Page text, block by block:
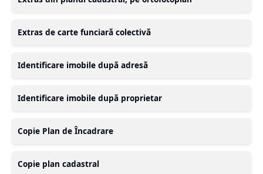
Extras de carte funciară colectivă
Identificare imobile după adresă
Identificare imobile după proprietar
Copie Plan de Încadrare
Copie plan cadastral